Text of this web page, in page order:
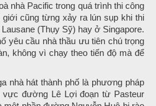
nhà Pacific trong quá trình thi công
giới cũng từng xảy ra lún sụp khi thi
(Thụy Sỹ) hay ở Singapore.
yêu cầu nhà thầu ưu tiên chú trọng
không vì chạy theo tiến độ mà để
nhà hát thành phố là phương pháp
vực đường Lê Lợi đoạn từ Pasteur